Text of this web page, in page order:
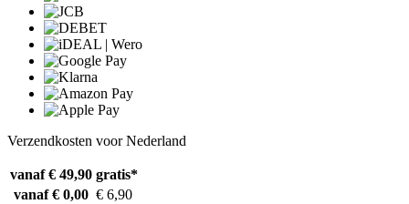
Verzendkosten voor Nederland
vanaf € 49,90 gratis*
vanaf € 0,00 € 6,90